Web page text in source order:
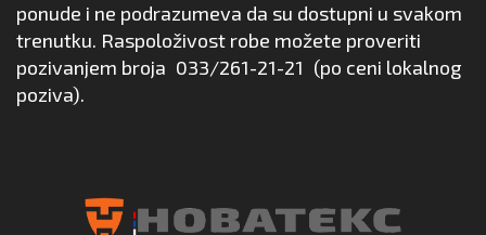
ponude i ne podrazumeva da su dostupni u svakom
trenutku. Raspoloživost robe možete proveriti
pozivanjem broja 033/261-21-21 (po ceni lokalnog
poziva).